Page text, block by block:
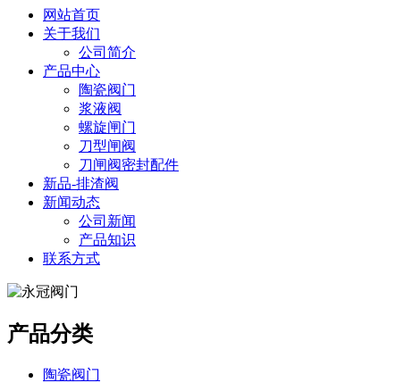
网站首页
关于我们
公司简介
产品中心
陶瓷阀门
浆液阀
螺旋闸门
刀型闸阀
刀闸阀密封配件
新品-排渣阀
新闻动态
公司新闻
产品知识
联系方式
产品分类
陶瓷阀门